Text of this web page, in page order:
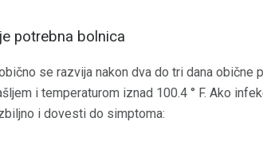
potrebna bolnica
se razvija nakon dva do tri dana obične
i temperaturom iznad 100.4 ° F. Ako
i dovesti do simptoma: